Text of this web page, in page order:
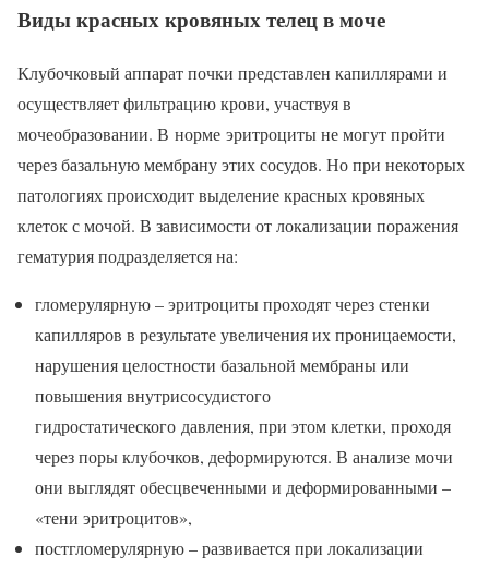
Виды красных кровяных телец в моче
Клубочковый аппарат почки представлен капиллярами и
осуществляет фильтрацию крови, участвуя в
мочеобразовании. В норме эритроциты не могут пройти
через базальную мембрану этих сосудов. Но при некоторых
патологиях происходит выделение красных кровяных
клеток с мочой. В зависимости от локализации поражения
гематурия подразделяется на:
гломерулярную – эритроциты проходят через стенки
капилляров в результате увеличения их проницаемости,
нарушения целостности базальной мембраны или
повышения внутрисосудистого
гидростатического давления, при этом клетки, проходя
через поры клубочков, деформируются. В анализе мочи
они выглядят обесцвеченными и деформированными –
«тени эритроцитов»,
постгломерулярную – развивается при локализации